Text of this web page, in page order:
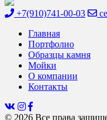
+7(910)741-00-03
Главная
Портфолио
Образцы камня
Мойки
О компании
Контакты
© 2026 Все права